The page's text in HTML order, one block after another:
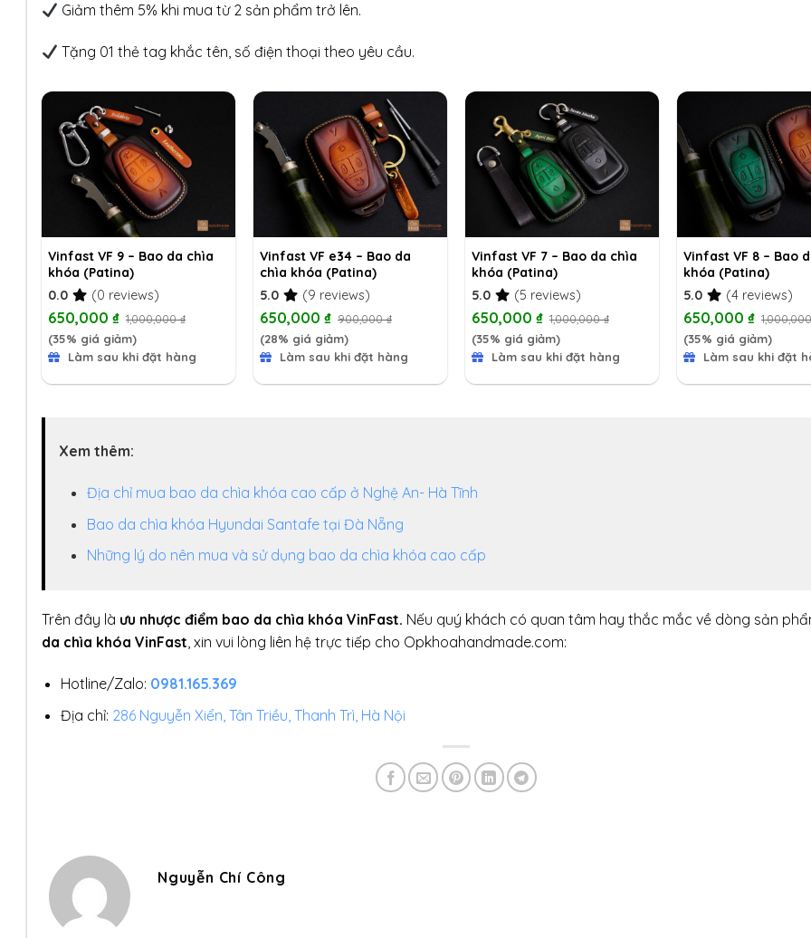
Giảm thêm 5% khi mua từ 2 sản phẩm trở lên.
Tặng 01 thẻ tag khắc tên, số điện thoại theo yêu cầu.
Vinfast VF 9 – Bao da chìa
khóa (Patina)
0.0
(0 reviews)
650,000 ₫ 1,000,000₫
(35% giá giảm)
Làm sau khi đặt hàng
Vinfast VF e34 – Bao da
chìa khóa (Patina)
5.0
(9 reviews)
650,000 ₫ 900,000₫
(28% giá giảm)
Làm sau khi đặt hàng
Vinfast VF 7 – Bao da chìa
khóa (Patina)
5.0
(5 reviews)
650,000 ₫ 1,000,000₫
(35% giá giảm)
Làm sau khi đặt hàng
Vinfast VF 8 – Bao
khóa (Patina)
5.0
(4 reviews)
650,000 ₫
(35% giá giảm)
Làm sau khi đặt
Xem thêm:
Địa chỉ mua bao da chìa khóa cao cấp ở Nghệ An- Hà Tĩnh
Bao da chìa khóa Hyundai Santafe tại Đà Nẵng
Những lý do nên mua và sử dụng bao da chìa khóa cao cấp
Trên đây là ưu nhược điểm bao da chìa khóa VinFast. Nếu quý khách có quan tâm hay thắc mắc về dòng sản
da chìa khóa VinFast, xin vui lòng liên hệ trực tiếp cho Opkhoahandmade.com:
Hotline/Zalo: 0981.165.369
Địa chỉ: 286 Nguyễn Xiển, Tân Triều, Thanh Trì, Hà Nội
Nguyễn Chí Công